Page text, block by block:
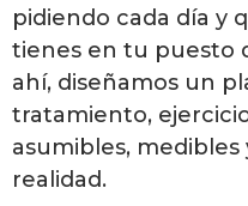
pidiendo cada día y
tienes en tu puesto
ahí, diseñamos un
tratamiento,
asumibles, medibles
realidad.